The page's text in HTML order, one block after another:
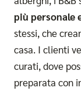
più personale
stessi, che
casa. I clienti
curati, dove
preparata con